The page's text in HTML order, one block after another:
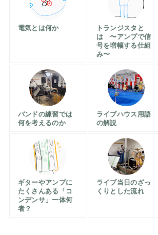
電気とは何か
トランジスタと
は 〜アンプで信
号を増幅する仕組
み〜
バンドの練習では
何を考えるのか
ライブハウス用語
の解説
ギターやアンプに
たくさんある「コ
ンデンサ」一体何
者？
ライブ当日のざっ
くりとした流れ